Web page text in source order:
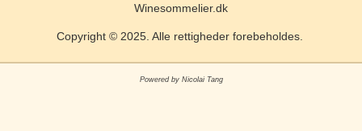
Winesommelier.dk
Copyright © 2025. Alle rettigheder forebeholdes.
Powered by Nicolai Tang